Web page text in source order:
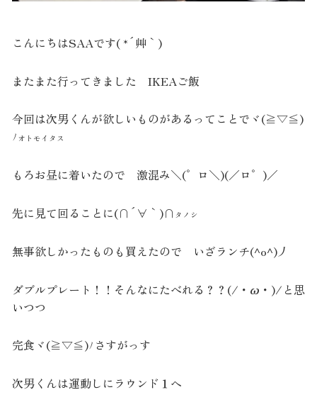
こんにちはSAAです( *´艸｀)
またまた行ってきました IKEAご飯
今回は次男くんが欲しいものがあるってことでヾ(≧▽≦)
ﾉ オトモイタス
もろお昼に着いたので 激混み＼(゜ロ＼)(／ロ゜)／
先に見て回ることに(∩´∀｀)∩ タノシ
無事欲しかったものも買えたので いざランチ(^o^)丿
ダブルプレート！！そんなにたべれる？？(/・ω・)/と思
いつつ
完食ヾ(≧▽≦)ﾉさすがっす
次男くんは運動しにラウンド１へ